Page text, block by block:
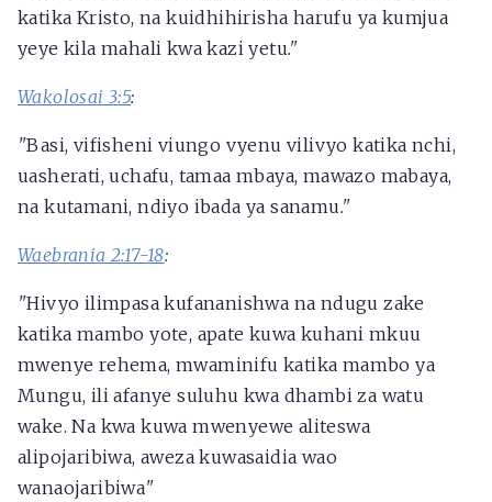
katika Kristo, na kuidhihirisha harufu ya kumjua
yeye kila mahali kwa kazi yetu."
Wakolosai 3:5:
"Basi, vifisheni viungo vyenu vilivyo katika nchi,
uasherati, uchafu, tamaa mbaya, mawazo mabaya,
na kutamani, ndiyo ibada ya sanamu."
Waebrania 2:17-18:
"Hivyo ilimpasa kufananishwa na ndugu zake
katika mambo yote, apate kuwa kuhani mkuu
mwenye rehema, mwaminifu katika mambo ya
Mungu, ili afanye suluhu kwa dhambi za watu
wake. Na kwa kuwa mwenyewe aliteswa
alipojaribiwa, aweza kuwasaidia wao
wanaojaribiwa"